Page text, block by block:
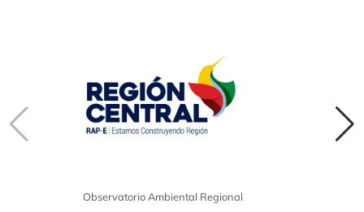
Observatorio Ambiental Regional